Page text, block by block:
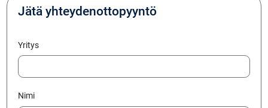
Jätä yhteydenottopyyntö
Yritys
Nimi